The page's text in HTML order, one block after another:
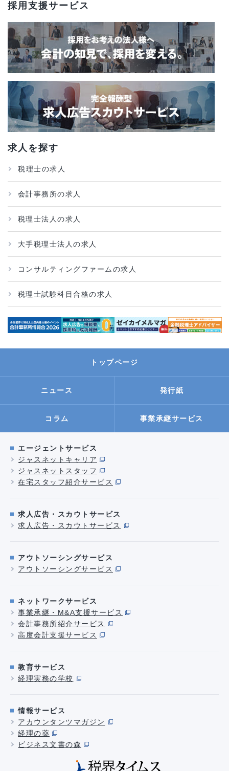
採用支援サービス
求人を探す
税理士の求人
会計事務所の求人
税理士法人の求人
大手税理士法人の求人
コンサルティングファームの求人
税理士試験科目合格の求人
トップページ
ニュース 発行紙
コラム 事業承継サービス
エージェントサービス
ジャスネットキャリア
ジャスネットスタッフ
在宅スタッフ紹介サービス
求人広告・スカウトサービス
求人広告・スカウトサービス
アウトソーシングサービス
アウトソーシングサービス
ネットワークサービス
事業承継・M&A支援サービス
会計事務所紹介サービス
高度会計支援サービス
教育サービス
経理実務の学校
情報サービス
アカウンタンツマガジン
経理の薬
ビジネス文書の森